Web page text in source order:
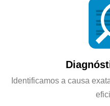
Identificamos a causa